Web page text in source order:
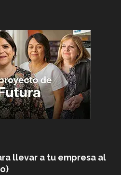
llevar a tu empresa al